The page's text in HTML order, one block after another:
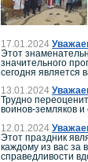
17.01.2024
Этот
значительного
сегодня является
13.01.2024
Трудно
воинов-земляков
12.01.2024
Этот праздник
каждому из вас за
справедливости